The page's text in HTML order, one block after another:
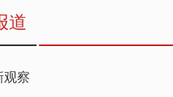
道
观察